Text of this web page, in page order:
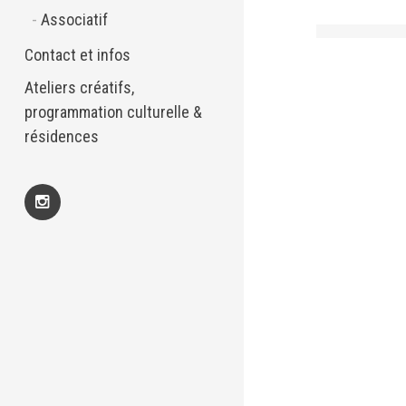
Associatif
Contact et infos
Ateliers créatifs,
programmation culturelle &
résidences